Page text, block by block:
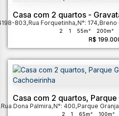
Casa com 2 quartos -
R$
803,Rua Forquetinha,N°: 174,Breno
2 1 55m² 200m²
Casa com 2 quartos, Parque
Cachoeirinha
Rua Dona Palmira,N°: 400,Parque
2 1 65m² 100m²